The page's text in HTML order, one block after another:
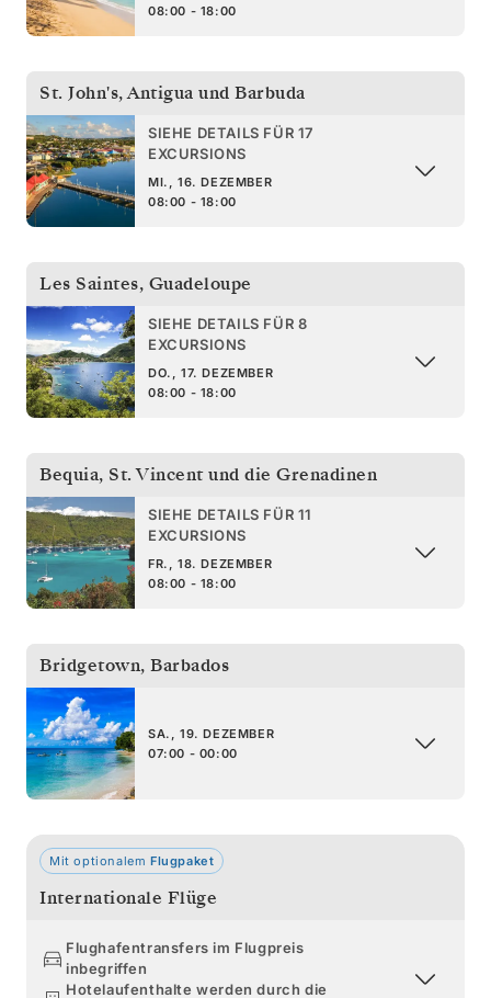
08:00 - 18:00
St. John's,Antigua und Barbuda
SIEHE DETAILS FÜR 17
EXCURSIONS
MI., 16. DEZEMBER
08:00 - 18:00
Les Saintes, Guadeloupe
SIEHE DETAILS FÜR 8
EXCURSIONS
DO., 17. DEZEMBER
08:00 - 18:00
Bequia, St. Vincent und die Grenadinen
SIEHE DETAILS FÜR 11
EXCURSIONS
FR., 18. DEZEMBER
08:00 - 18:00
Bridgetown, Barbados
SA., 19. DEZEMBER
07:00 - 00:00
Mit optionalem Flugpaket
Internationale Flüge
Flughafentransfers im Flugpreis
inbegriffen
Hotelaufenthalte werden durch die